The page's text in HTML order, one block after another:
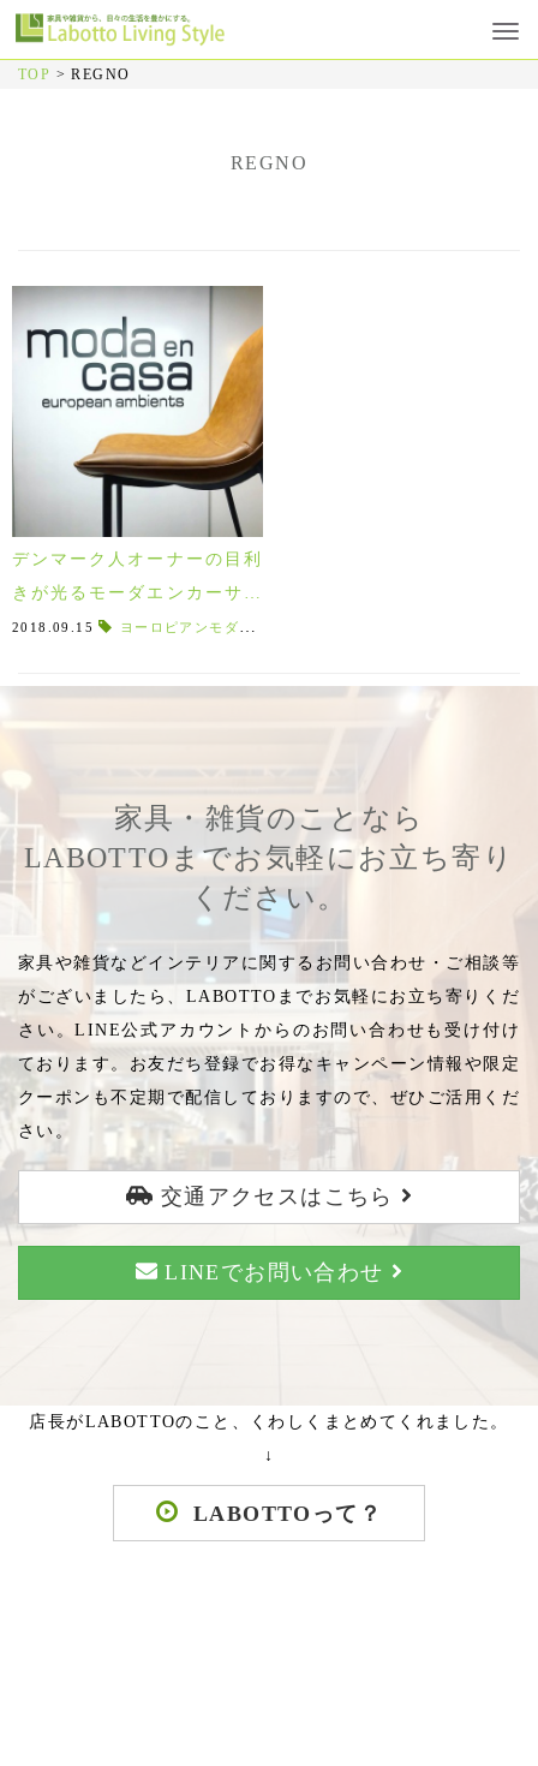
TOP >REGNO
REGNO
デンマーク人オーナーの目利
きが光るモーダエンカーサの
チェア特集！
2018.09.15 ヨーロピアンモダン
家具・雑貨のことなら
LABOTTOまでお気軽にお立ち寄り
ください。
家具や雑貨などインテリアに関するお問い合わせ・ご相談等
がございましたら、LABOTTOまでお気軽にお立ち寄りくだ
さい。LINE公式アカウントからのお問い合わせも受け付け
ております。お友だち登録でお得なキャンペーン情報や限定
クーポンも不定期で配信しておりますので、ぜひご活用くだ
さい。
交通アクセスはこちら
LINEでお問い合わせ
店長がLABOTTOのこと、くわしくまとめてくれました。
↓
LABOTTOって？